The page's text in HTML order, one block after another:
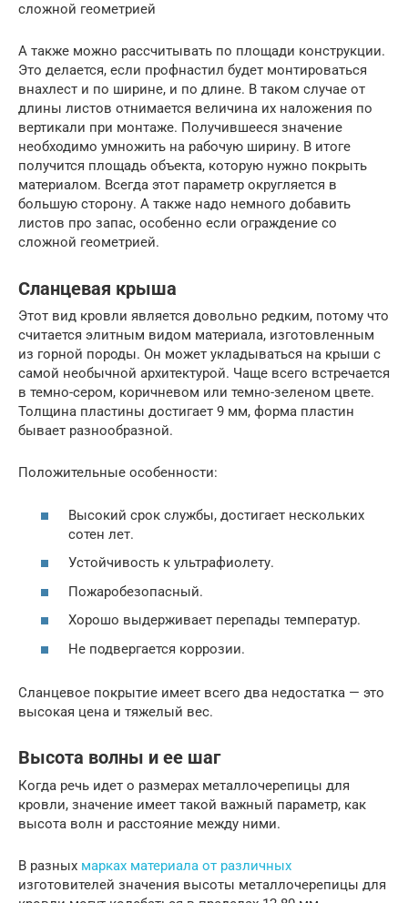
сложной геометрией
А также можно рассчитывать по площади конструкции.
Это делается, если профнастил будет монтироваться
внахлест и по ширине, и по длине. В таком случае от
длины листов отнимается величина их наложения по
вертикали при монтаже. Получившееся значение
необходимо умножить на рабочую ширину. В итоге
получится площадь объекта, которую нужно покрыть
материалом. Всегда этот параметр округляется в
большую сторону. А также надо немного добавить
листов про запас, особенно если ограждение со
сложной геометрией.
Сланцевая крыша
Этот вид кровли является довольно редким, потому что
считается элитным видом материала, изготовленным
из горной породы. Он может укладываться на крыши с
самой необычной архитектурой. Чаще всего встречается
в темно-сером, коричневом или темно-зеленом цвете.
Толщина пластины достигает 9 мм, форма пластин
бывает разнообразной.
Положительные особенности:
Высокий срок службы, достигает нескольких
сотен лет.
Устойчивость к ультрафиолету.
Пожаробезопасный.
Хорошо выдерживает перепады температур.
Не подвергается коррозии.
Сланцевое покрытие имеет всего два недостатка — это
высокая цена и тяжелый вес.
Высота волны и ее шаг
Когда речь идет о размерах металлочерепицы для
кровли, значение имеет такой важный параметр, как
высота волн и расстояние между ними.
В разных марках материала от различных
изготовителей значения высоты металлочерепицы для